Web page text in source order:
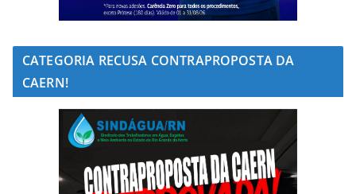
CATEGORIA RECUSA CONTRAPROPOSTA DA
CAERN!